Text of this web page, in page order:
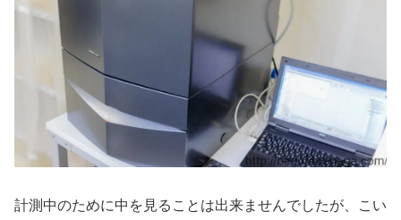
計測中のために中を見ることは出来ませんでしたが、こい